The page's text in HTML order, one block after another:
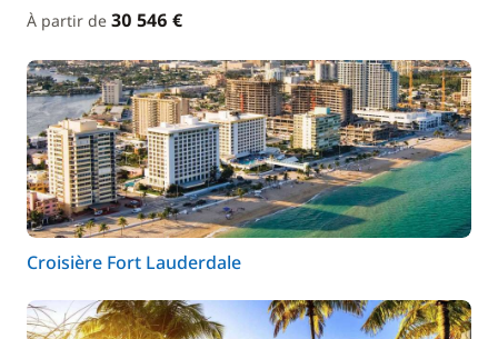
À partir de 30 546 €
Croisière Fort Lauderdale